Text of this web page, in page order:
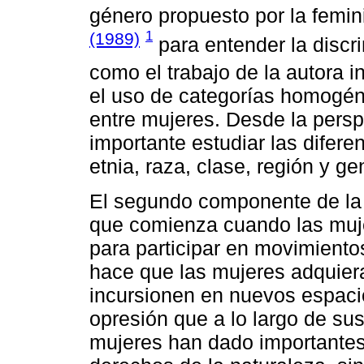
género propuesto por la
(1989) 1 para entender la
como el trabajo de la autora
el uso de categorías
entre mujeres. Desde la
importante estudiar las
etnia, raza, clase, región y
El segundo componente de
que comienza cuando las
para participar en
hace que las mujeres
incursionen en nuevos
opresión que a lo largo de
mujeres han dado